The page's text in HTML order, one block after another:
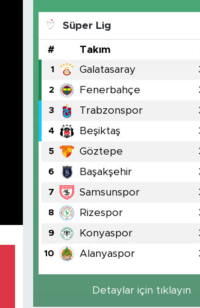
Süper Lig
# Takım
1 Galatasaray
2 Fenerbahçe
3 Trabzonspor
4 Beşiktaş
5 Göztepe
6 Başakşehir
7 Samsunspor
8 Rizespor
9 Konyaspor
10 Alanyaspor
Detaylar için tıklayın